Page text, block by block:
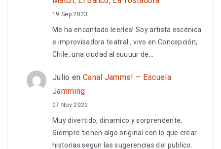
19 Sep 2023
Me ha encantado leerles! Soy artista escénica
e improvisadora teatral , vivo en Concepción,
Chile, una ciudad al suuuur de…
Julio en Canal Jamms! – Escuela
Jamming
07 Nov 2022
Muy divertido, dinamico y sorprendente.
Siempre tienen algo original con lo que crear
historias segun las sugerencias del publico.